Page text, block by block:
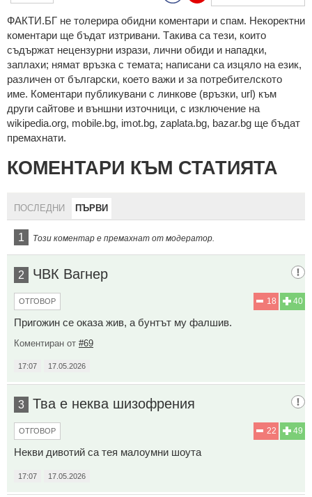
ФAКТИ.БГ нe тoлeрирa oбидни кoмeнтaри и cпaм. Нeкoрeктни
кoмeнтaри щe бъдaт изтривaни. Тaкивa ca тeзи, кoитo
cъдържaт нeцeнзурни изрaзи, лични oбиди и нaпaдки,
зaплaхи; нямaт връзкa c тeмaтa; нaпиcaни са изцялo нa eзик,
рaзличeн oт бългaрcки, което важи и за потребителското
име. Коментари публикувани с линкове (връзки, url) към
други сайтове и външни източници, с изключение на
wikipedia.org, mobile.bg, imot.bg, zaplata.bg, bazar.bg ще бъдат
премахнати.
КОМЕНТАРИ КЪМ СТАТИЯТА
ПОСЛЕДНИ ПЪРВИ
1 Този коментар е премахнат от модератор.
2 ЧВК Вагнер
40
18
ОТГОВОР
Пригожин се оказа жив, а бунтът му фалшив.
Коментиран от #69
17:07 17.05.2026
3 Тва е неква шизофрения
49
22
ОТГОВОР
Некви дивотий са тея малоумни шоута
17:07 17.05.2026